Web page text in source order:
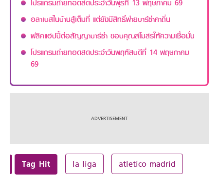
โปรแกรมถ่ายทอดสดประจำวันพุธที่ 13 พฤษภาคม 69
อลาเบสในบ้านสู้เต็มที่ แต่ยังมีสิทธิ์พ่ายบาร์ซ่าคาถิ่น
ฟลิคแฮปปี้ต่อสัญญาบาร์ซ่า ขอบคุณสโมสรให้ความเชื่อมั่น
โปรแกรมถ่ายทอดสดประจำวันพฤหัสบดีที่ 14 พฤษภาคม
69
Tag Hit la liga atletico madrid